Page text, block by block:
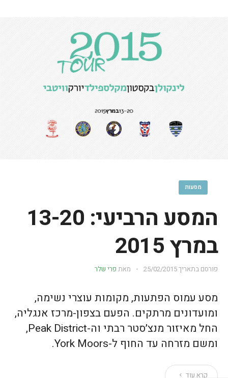
מסעות
המסע הרביעי: 13-20
במרץ 2015
פורסם בתאריך25/02/2015 מאת פרי שלר
מסע עמוס הפתעות, מקומות עוצרי נשימה,
ומועדונים מרתקים. הפעם בצפון-מרכז אנגליה,
החל מאיזור מנצ׳סטר רבתי וה-Peak District,
ומשם מזרחה עד החוף ל-York Moors.
קרא עוד